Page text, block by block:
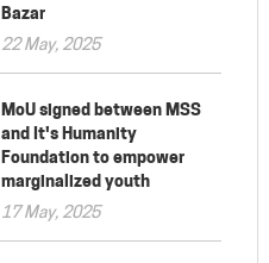
Bazar
22 May, 2025
MoU signed between MSS
and It's Humanity
Foundation to empower
marginalized youth
17 May, 2025